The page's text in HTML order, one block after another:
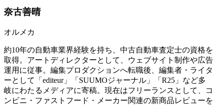
奈古善晴
オルメカ
約10年の自動車業界経験を持ち、中古自動車査定士の資格を
取得。アートディレクターとして、ウェブサイト制作や広告
運用に従事。編集プロダクションへ転職後、編集者・ライタ
ーとして「editeur」「SUUMOジャーナル」「R25」など多
岐にわたるメディアに寄稿。現在はフリーランスとして、コ
ンビニ・ファストフード・メーカー関連の新商品レビューを